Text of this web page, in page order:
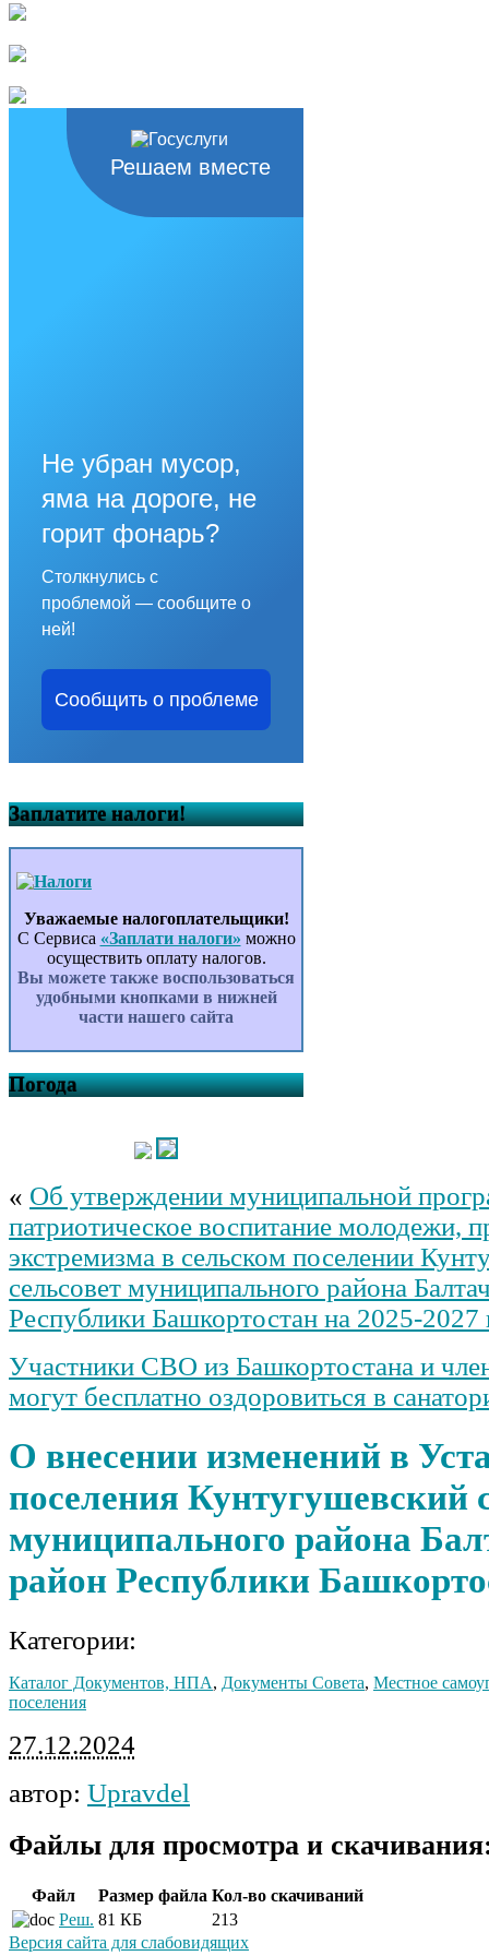
Решаем вместе
Не убран мусор,
яма на дороге, не
горит фонарь?
Столкнулись с
проблемой — сообщите о
ней!
Сообщить о проблеме
Заплатите налоги!
Уважаемые налогоплательщики!
С Сервиса «Заплати налоги» можно
осуществить оплату налогов.
Вы можете также воспользоваться
удобными кнопками в нижней
части нашего сайта
Погода
« Об утверждении муниципальной
патриотическое воспитание молодежи,
экстремизма в сельском поселении
сельсовет муниципального района
Республики Башкортостан на 2025-2027
Участники СВО из Башкортостана и
могут бесплатно оздоровиться в
О внесении изменений в
поселения Кунтугушевский
муниципального района
район Республики
Категории:
Каталог Документов, НПА, Документы Совета, Местное
поселения
27.12.2024
автор: Upravdel
Файлы для просмотра и
Файл Размер файла Кол-во скачиваний
Реш. 81 КБ
213
Версия сайта для слабовидящих